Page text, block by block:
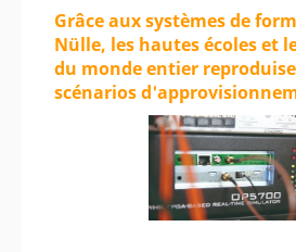
Grâce aux systèmes de
Nülle, les hautes écoles et
du monde entier
scénarios